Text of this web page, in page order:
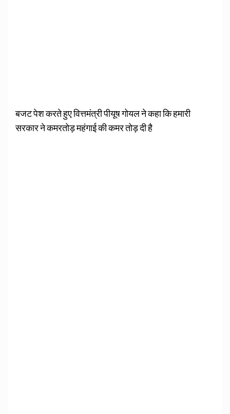
बजट पेश करते हुए वित्तमंत्री पीयूष गोयल ने कहा कि हमारी
सरकार ने कमरतोड़ महंगाई की कमर तोड़ दी है